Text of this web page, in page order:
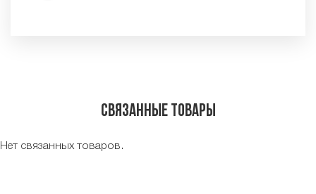
Связанные товары
Нет связанных товаров.